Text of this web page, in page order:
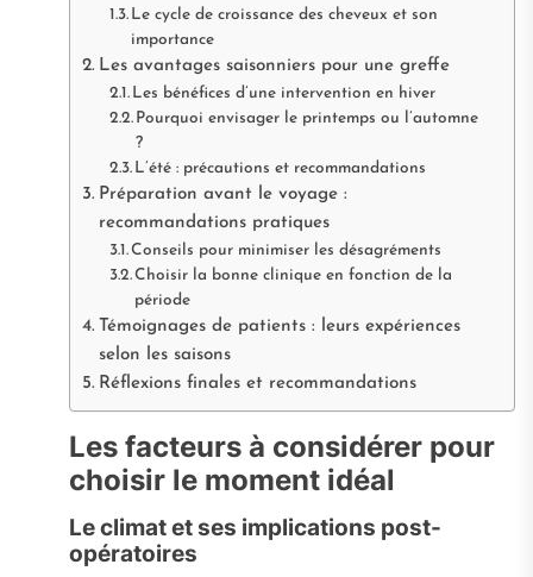
Le cycle de croissance des cheveux et son
importance
Les avantages saisonniers pour une greffe
Les bénéfices d’une intervention en hiver
Pourquoi envisager le printemps ou l’automne
?
L’été : précautions et recommandations
Préparation avant le voyage :
recommandations pratiques
Conseils pour minimiser les désagréments
Choisir la bonne clinique en fonction de la
période
Témoignages de patients : leurs expériences
selon les saisons
Réflexions finales et recommandations
Les facteurs à considérer pour
choisir le moment idéal
Le climat et ses implications post-
opératoires